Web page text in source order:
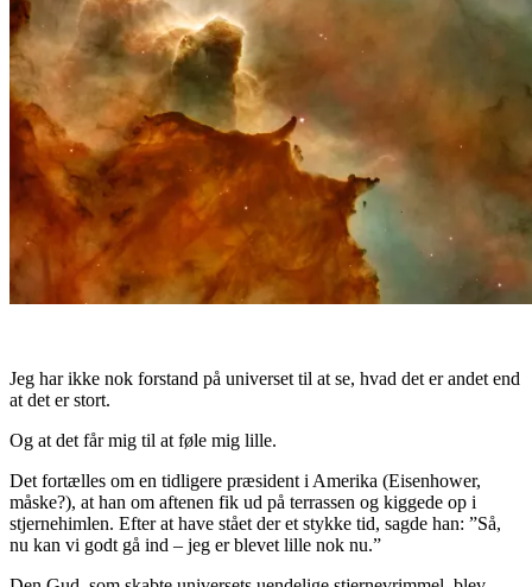
Jeg har ikke nok forstand på universet til at se, hvad det er andet end
at det er stort.
Og at det får mig til at føle mig lille.
Det fortælles om en tidligere præsident i Amerika (Eisenhower,
måske?), at han om aftenen fik ud på terrassen og kiggede op i
stjernehimlen. Efter at have stået der et stykke tid, sagde han: ”Så,
nu kan vi godt gå ind – jeg er blevet lille nok nu.”